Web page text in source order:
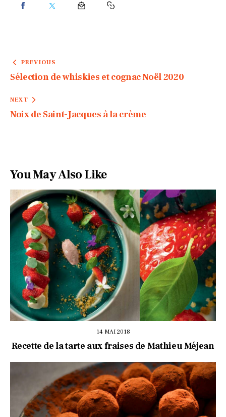
PREVIOUS
Sélection de whiskies et cognac Noël 2020
NEXT
Noix de Saint-Jacques à la crème
You May Also Like
14 MAI 2018
Recette de la tarte aux fraises de Mathieu Méjean